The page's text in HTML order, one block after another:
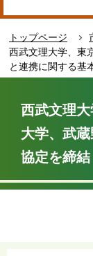
す
トップページ
西武文理大学、東
と連携に関する基
西武文理
大学、武
協定を締結